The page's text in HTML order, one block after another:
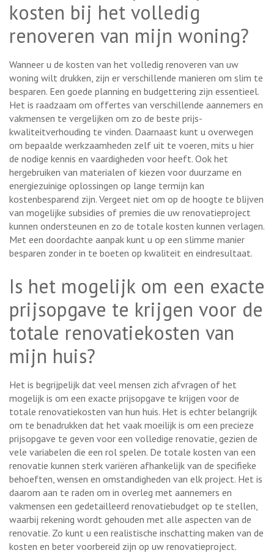
kosten bij het volledig
renoveren van mijn woning?
Wanneer u de kosten van het volledig renoveren van uw
woning wilt drukken, zijn er verschillende manieren om slim te
besparen. Een goede planning en budgettering zijn essentieel.
Het is raadzaam om offertes van verschillende aannemers en
vakmensen te vergelijken om zo de beste prijs-
kwaliteitverhouding te vinden. Daarnaast kunt u overwegen
om bepaalde werkzaamheden zelf uit te voeren, mits u hier
de nodige kennis en vaardigheden voor heeft. Ook het
hergebruiken van materialen of kiezen voor duurzame en
energiezuinige oplossingen op lange termijn kan
kostenbesparend zijn. Vergeet niet om op de hoogte te blijven
van mogelijke subsidies of premies die uw renovatieproject
kunnen ondersteunen en zo de totale kosten kunnen verlagen.
Met een doordachte aanpak kunt u op een slimme manier
besparen zonder in te boeten op kwaliteit en eindresultaat.
Is het mogelijk om een exacte
prijsopgave te krijgen voor de
totale renovatiekosten van
mijn huis?
Het is begrijpelijk dat veel mensen zich afvragen of het
mogelijk is om een exacte prijsopgave te krijgen voor de
totale renovatiekosten van hun huis. Het is echter belangrijk
om te benadrukken dat het vaak moeilijk is om een precieze
prijsopgave te geven voor een volledige renovatie, gezien de
vele variabelen die een rol spelen. De totale kosten van een
renovatie kunnen sterk variëren afhankelijk van de specifieke
behoeften, wensen en omstandigheden van elk project. Het is
daarom aan te raden om in overleg met aannemers en
vakmensen een gedetailleerd renovatiebudget op te stellen,
waarbij rekening wordt gehouden met alle aspecten van de
renovatie. Zo kunt u een realistische inschatting maken van de
kosten en beter voorbereid zijn op uw renovatieproject.